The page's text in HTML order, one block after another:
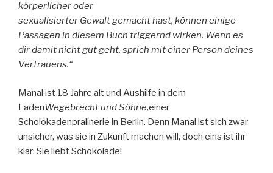
körperlicher oder
sexualisierter Gewalt gemacht hast, können einige
Passagen in diesem Buch triggernd wirken. Wenn es
dir damit nicht gut geht, sprich mit einer Person deines
Vertrauens.“
Manal ist 18 Jahre alt und Aushilfe in dem
LadenWegebrecht und Söhne,einer
Scholokadenpralinerie in Berlin. Denn Manal ist sich zwar
unsicher, was sie in Zukunft machen will, doch eins ist ihr
klar: Sie liebt Schokolade!